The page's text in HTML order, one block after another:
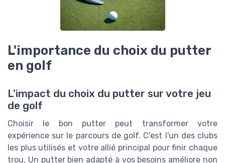
L'importance du choix du putter
en golf
L'impact du choix du putter sur votre jeu
de golf
Choisir le bon putter peut transformer votre
expérience sur le parcours de golf. C'est l'un des clubs
les plus utilisés et votre allié principal pour finir chaque
trou. Un putter bien adapté à vos besoins améliore non